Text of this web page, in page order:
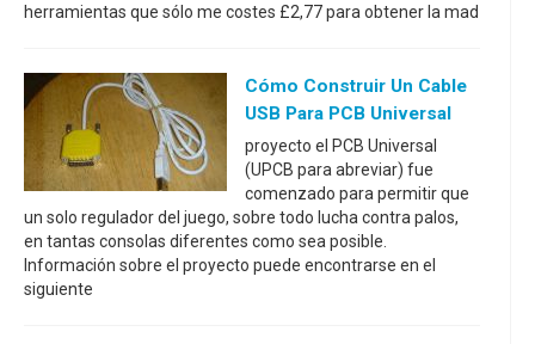
herramientas que sólo me costes £2,77 para obtener la mad
Cómo Construir Un Cable
USB Para PCB Universal
proyecto el PCB Universal
(UPCB para abreviar) fue
comenzado para permitir que
un solo regulador del juego, sobre todo lucha contra palos,
en tantas consolas diferentes como sea posible.
Información sobre el proyecto puede encontrarse en el
siguiente